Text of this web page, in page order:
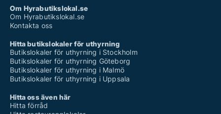
Om Hyrabutikslokal.se
Om Hyrabutikslokal.se
Kontakta oss
Hitta butikslokaler för uthyrning
Butikslokaler för uthyrning i Stockholm
Butikslokaler för uthyrning Göteborg
Butikslokaler för uthyrning i Malmö
Butikslokaler för uthyrning i Uppsala
Hitta oss även här
Hitta förråd